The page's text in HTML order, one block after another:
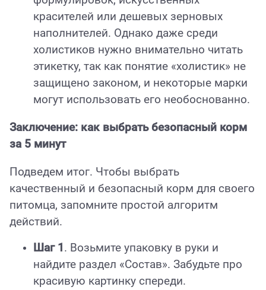
красителей или дешевых зерновых
наполнителей. Однако даже среди
холистиков нужно внимательно читать
этикетку, так как понятие «холистик» не
защищено законом, и некоторые марки
могут использовать его необоснованно.
Заключение: как выбрать безопасный корм
за 5 минут
Подведем итог. Чтобы выбрать
качественный и безопасный корм для своего
питомца, запомните простой алгоритм
действий.
Шаг 1. Возьмите упаковку в руки и
найдите раздел «Состав». Забудьте про
красивую картинку спереди.